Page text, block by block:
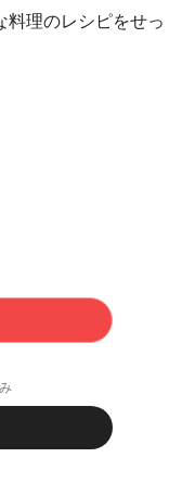
料理のレシピをせっ